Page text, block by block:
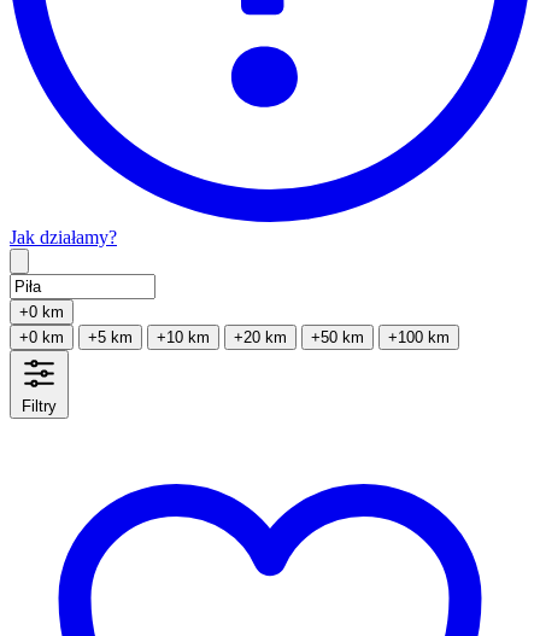
Jak działamy?
+0 km
+0 km
+5 km +10 km +20 km +50 km +100 km
Filtry